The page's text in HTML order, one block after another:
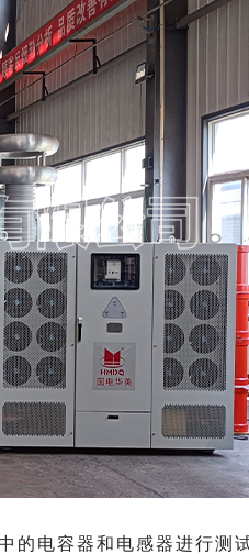
电容器和电感器进行测